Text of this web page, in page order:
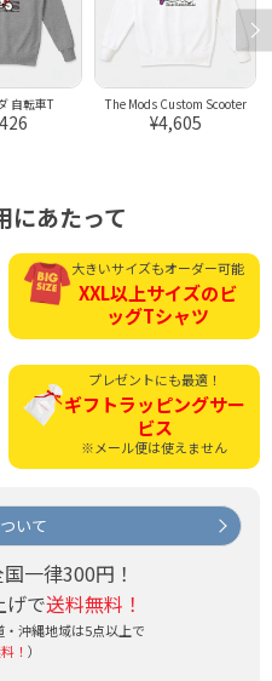
自転車T The Mods Custom Scooter
¥4,605
にあたって
大きいサイズもオーダー可能
XXL以上サイズのビ
ッグTシャツ
プレゼントにも最適！
ギフトラッピングサー
ビス
※メール便は使えません
いて
一律300円！
げで送料無料！
・沖縄地域は5点以上で
！ ）